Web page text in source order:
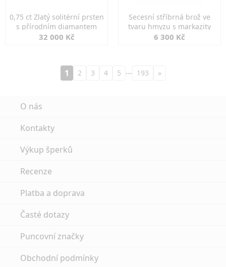
0,75 ct Zlatý solitérní prsten
s přírodním diamantem
32 000 Kč
Secesní stříbrná brož ve
tvaru hmyzu s markazity
6 300 Kč
1 2 3 4 5 … 193 »
O nás
Kontakty
Výkup šperků
Recenze
Platba a doprava
Časté dotazy
Puncovní značky
Obchodní podmínky